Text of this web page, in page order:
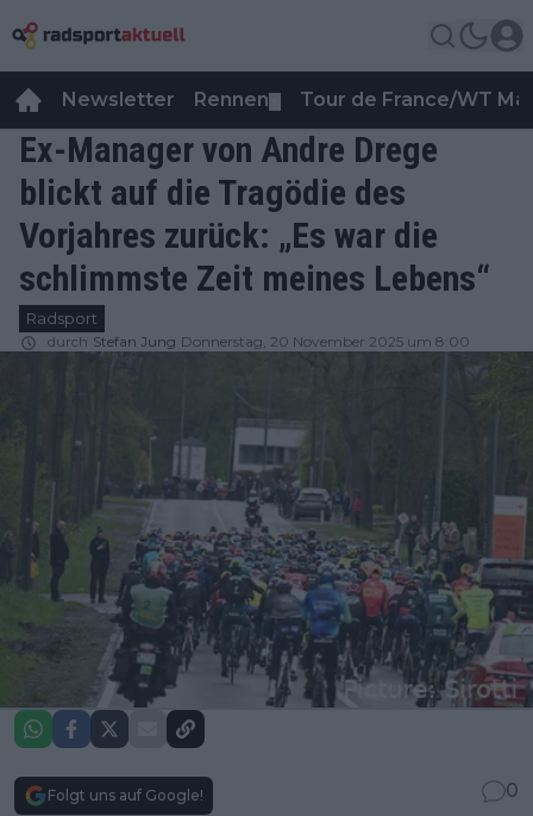
Newsletter Rennen Tour de France/WT
Ex-Manager von Andre Drege
blickt auf die Tragödie des
Vorjahres zurück: „Es war die
schlimmste Zeit meines Lebens“
Radsport
durch Stefan Jung Donnerstag, 20 November 2025 um 8:00
Folgt uns auf Google!
0